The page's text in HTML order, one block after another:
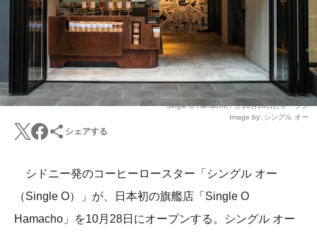
「Single O Hamacho」が10月28日にオープン
Image by: シングル オー
シェアする
シドニー発のコーヒーロースター「シングル オー
（Single O）」が、日本初の旗艦店「Single O
Hamacho」を10月28日にオープンする。シングル オー